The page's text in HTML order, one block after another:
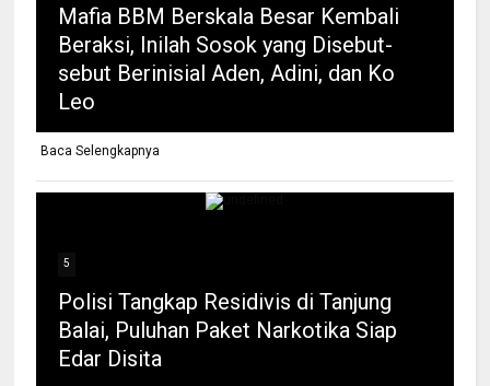
Mafia BBM Berskala Besar Kembali
Beraksi, Inilah Sosok yang Disebut-
sebut Berinisial Aden, Adini, dan Ko
Leo
Baca Selengkapnya
5
Polisi Tangkap Residivis di Tanjung
Balai, Puluhan Paket Narkotika Siap
Edar Disita